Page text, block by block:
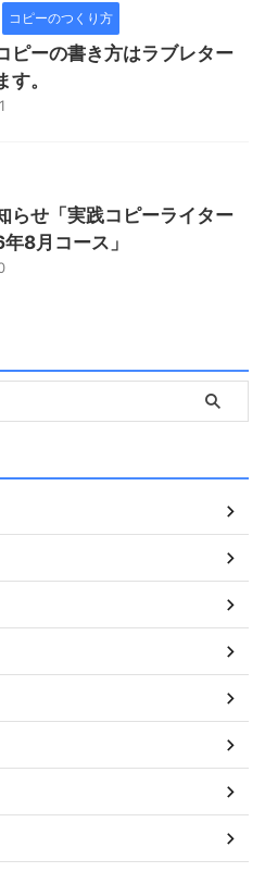
コピーのつくり方
ピーの書き方はラブレター
す。
らせ「実践コピーライター
8月コース」